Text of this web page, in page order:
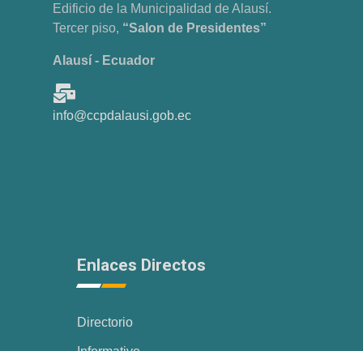
Edificio de la Municipalidad de Alausí.
Tercer piso, “Salon de Presidentes”
Alausí - Ecuador
info@ccpdalausi.gob.ec
Enlaces Directos
Directorio